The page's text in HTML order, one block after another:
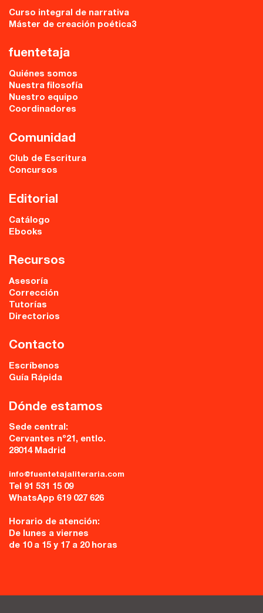
Curso integral de narrativa
Máster de creación poética3
fuentetaja
Quiénes somos
Nuestra filosofía
Nuestro equipo
Coordinadores
Comunidad
Club de Escritura
Concursos
Editorial
Catálogo
Ebooks
Recursos
Asesoría
Corrección
Tutorías
Directorios
Contacto
Escríbenos
Guía Rápida
Dónde estamos
Sede central:
Cervantes nº21, entlo.
28014 Madrid
info@fuentetajaliteraria.com
Tel 91 531 15 09
WhatsApp 619 027 626
Horario de atención:
De lunes a viernes
de 10 a 15 y 17 a 20 horas